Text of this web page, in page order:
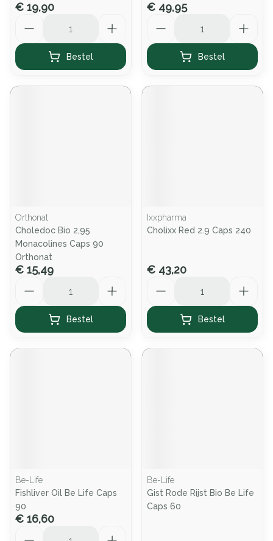
€ 19,90
Bestel
€ 49,95
Bestel
Orthonat
Choledoc Bio 2,95
Monacolines Caps 90
Orthonat
€ 15,49
Bestel
Ixxpharma
Cholixx Red 2.9 Caps 240
€ 43,20
Bestel
Be-Life
Fishliver Oil Be Life Caps
90
€ 16,60
Be-Life
Gist Rode Rijst Bio Be Life
Caps 60